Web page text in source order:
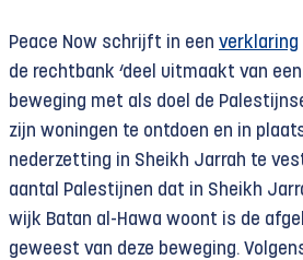
Peace Now schrijft in een verklaring
de rechtbank ‘deel uitmaakt van
beweging met als doel de
zijn woningen te ontdoen en in
nederzetting in Sheikh Jarrah te
aantal Palestijnen dat in Sheikh
wijk Batan al-Hawa woont is de
geweest van deze beweging.